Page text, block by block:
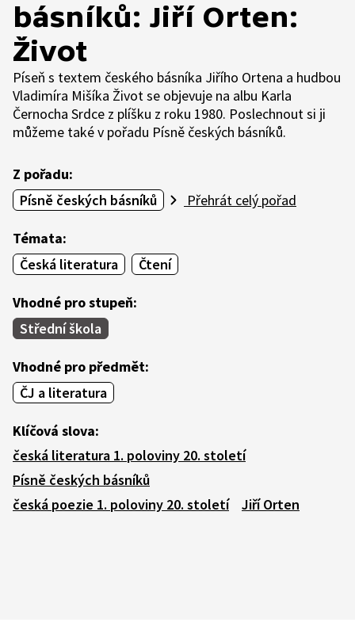
básníků: Jiří Orten:
Život
Píseň s textem českého básníka Jiřího Ortena a hudbou
Vladimíra Mišíka Život se objevuje na albu Karla
Černocha Srdce z plíšku z roku 1980. Poslechnout si ji
můžeme také v pořadu Písně českých básníků.
Z pořadu:
Písně českých básníků
Přehrát celý pořad
Témata:
Česká literatura
Čtení
Vhodné pro stupeň:
Střední škola
Vhodné pro předmět:
ČJ a literatura
Klíčová slova:
česká literatura 1. poloviny 20. století
Písně českých básníků
česká poezie 1. poloviny 20. století
Jiří Orten